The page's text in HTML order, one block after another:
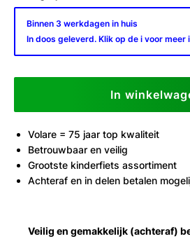
Binnen 3 werkdagen in huis
In doos geleverd. Klik op de i voor meer
In
Volare = 75 jaar top kwaliteit
Betrouwbaar en veilig
Grootste kinderfiets assortiment
Achteraf en in delen betalen
Veilig en gemakkelijk (achteraf)